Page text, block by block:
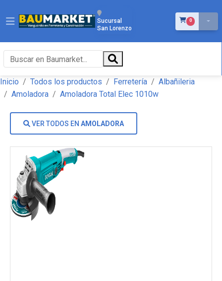
Sucursal
San Lorenzo
0ÍTEMS EN EL
Inicio Todos los productos Ferretería
Albañileria
Amoladora
Amoladora Total Elec 1010w
VER TODOS EN AMOLADORA